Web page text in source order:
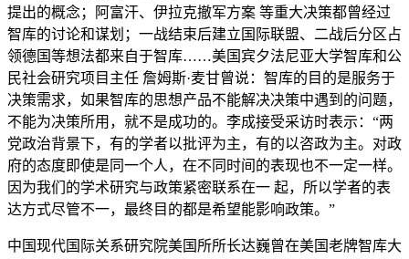
提出的概念；阿富汗、伊拉克撤军方案 等重大决策都曾经过
智库的讨论和谋划；一战结束后建立国际联盟、二战后分区占
领德国等想法都来自于智库……美国宾夕法尼亚大学智库和公
民社会研究项目主任 詹姆斯·麦甘曾说：智库的目的是服务于
决策需求，如果智库的思想产品不能解决决策中遇到的问题，
不能为决策所用，就不是成功的。李成接受采访时表示：“两
党政治背景下，有的学者以批评为主，有的以咨政为主。对政
府的态度即使是同一个人，在不同时间的表现也不一定一样。
因为我们的学术研究与政策紧密联系在一 起，所以学者的表
达方式尽管不一，最终目的都是希望能影响政策。”
中国现代国际关系研究院美国所所长达巍曾在美国老牌智库大